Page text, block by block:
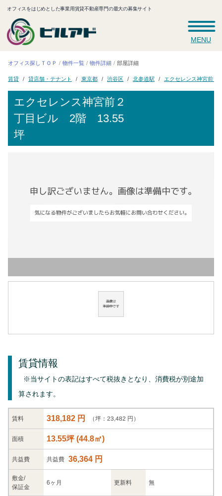
オフィスをはじめとした事業用賃貸不動産専門の最大の募集サイト
MENU
オフィス探しＴＯＰ 物件一覧 物件詳細 部屋詳細
賃貸 貸店舗・テナント 東京都 渋谷区 北参道駅 エクセレンス神宮前２
エクセレンス神宮前２
丁目ビル 2階 13.55
坪
賃貸情報
※当サイトの表記はすべて税抜きとなり、消費税が別途加
算されます。
賃料 318,182 円 （坪：23,482 円）
面積 13.55坪(44.8㎡)
共益費 共益費 36,364 円
敷金/
保証金
6ヶ月 更新料 無